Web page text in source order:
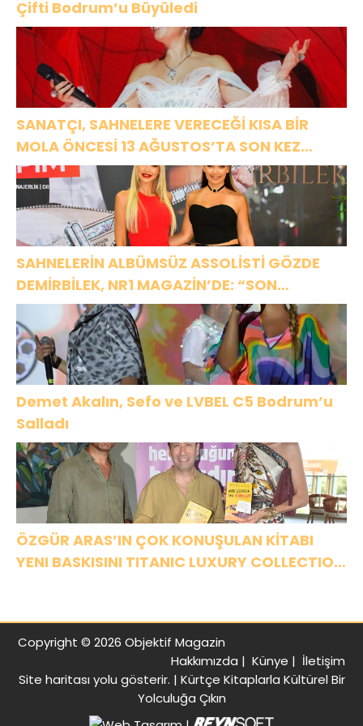
Çifti Bodrum’u Büyüledi
SANATÇI, SAHNELERE VERECEĞİ KISA BİR
MOLA ÖNCESİ 13 AĞUSTOS’TA SON KEZ
HARBİYE’DE OLACAK!
SAHNELERİN ALBÜMSÜZ ASSOLİSTİ GÖZDE
DEMİRBİLEK, NR1 MAGAZİN’DE: “SON
ASSOLİST OLARAK VAR OLACAĞIM!”
Demet Akalın, Sefo ve LVBEL C5 Bodrum’u
Salladı
ÖZGÜR ARAS’IN ÇOK KONUŞULAN KİTABI
YENI BASKISINI TITANIC LUXURY COLLECTION
Copyright © 2026 Objektif Magazin
Hakkımızda | Künye | İletişim
Site haritası yolu gösterir. | Kürtçe Kitaplarla Kültürel Bir
Yolculuğa Çıkın